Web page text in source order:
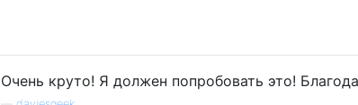
Очень круто! Я должен попробовать это!